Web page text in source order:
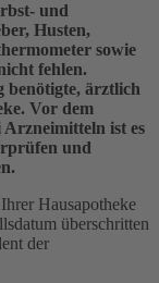
und
Husten,
sowie
fehlen.
benötigte, ärztlich
Vor dem
ist es
und
Hausapotheke
überschritten
der